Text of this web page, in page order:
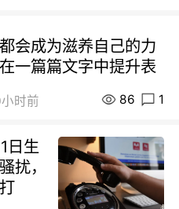
会成为滋养自己的力
一篇篇文字中提升表
时前 86 1
日生
扰，